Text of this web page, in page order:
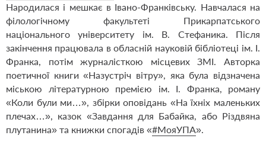
Народилася і мешкає в Івано-Франківську. Навчалася на
філологічному факультеті Прикарпатського
національного університету ім. В. Стефаника. Після
закінчення працювала в обласній науковій бібліотеці ім. І.
Франка, потім журналісткою місцевих ЗМІ. Авторка
поетичної книги «Назустріч вітру», яка була відзначена
міською літературною премією ім. І. Франка, роману
«Коли були ми…», збірки оповідань «На їхніх маленьких
плечах…», казок «Завдання для Бабайка, або Різдвяна
плутанина» та книжки спогадів «#МояУПА».